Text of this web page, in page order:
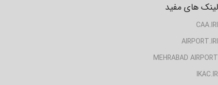
لینک های مفید
CAA.IRI
AIRPORT.IRI
MEHRABAD AIRPORT
IKAC.IR